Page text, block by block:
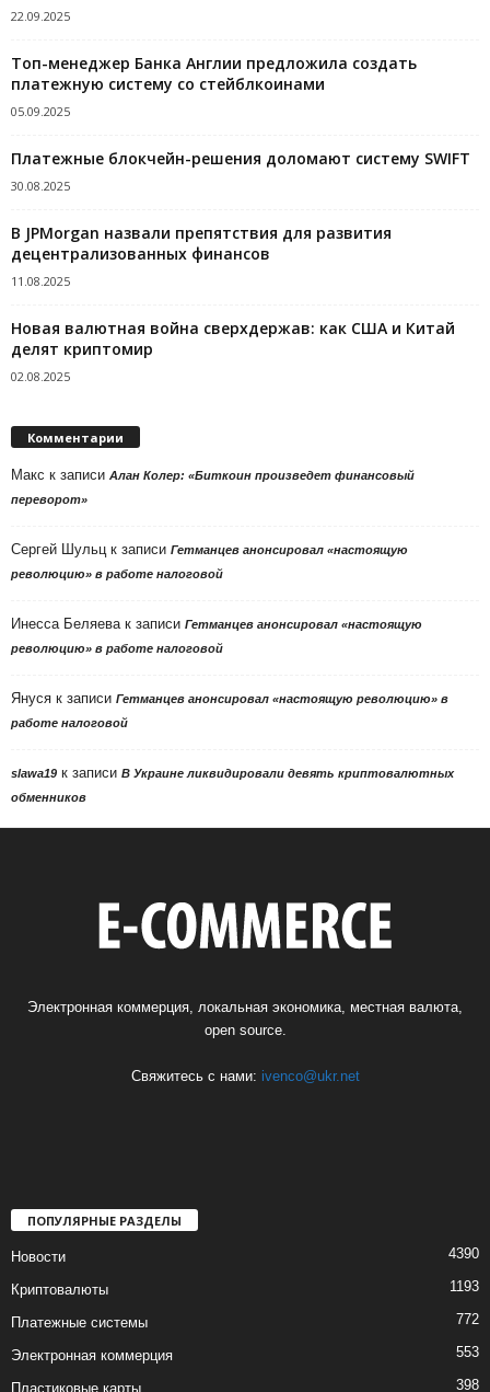
22.09.2025
Топ-менеджер Банка Англии предложила создать
платежную систему со стейблкоинами
05.09.2025
Платежные блокчейн-решения доломают систему SWIFT
30.08.2025
В JPMorgan назвали препятствия для развития
децентрализованных финансов
11.08.2025
Новая валютная война сверхдержав: как США и Китай
делят криптомир
02.08.2025
Комментарии
Макс к записи Алан Колер: «Биткоин произведет финансовый
переворот»
Сергей Шульц к записи Гетманцев анонсировал «настоящую
революцию» в работе налоговой
Инесса Беляева к записи Гетманцев анонсировал «настоящую
революцию» в работе налоговой
Януся к записи Гетманцев анонсировал «настоящую революцию» в
работе налоговой
slawa19 к записи В Украине ликвидировали девять криптовалютных
обменников
Электронная коммерция, локальная экономика, местная валюта,
open source.
Свяжитесь с нами: ivenco@ukr.net
ПОПУЛЯРНЫЕ РАЗДЕЛЫ
Новости 4390
Криптовалюты 1193
Платежные системы 772
Электронная коммерция 553
Пластиковые карты 398